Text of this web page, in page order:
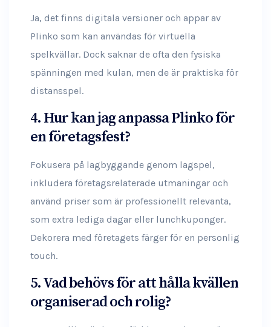
Ja, det finns digitala versioner och appar av
Plinko som kan användas för virtuella
spelkvällar. Dock saknar de ofta den fysiska
spänningen med kulan, men de är praktiska för
distansspel.
4. Hur kan jag anpassa Plinko för
en företagsfest?
Fokusera på lagbyggande genom lagspel,
inkludera företagsrelaterade utmaningar och
använd priser som är professionellt relevanta,
som extra lediga dagar eller lunchkuponger.
Dekorera med företagets färger för en personlig
touch.
5. Vad behövs för att hålla kvällen
organiserad och rolig?